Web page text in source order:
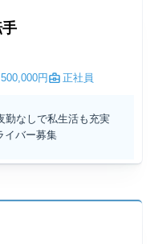
500,000円 正社員
勤なしで私生活も充実
イバー募集